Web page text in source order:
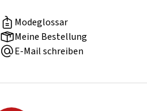
Modeglossar
Meine Bestellung
E-Mail schreiben